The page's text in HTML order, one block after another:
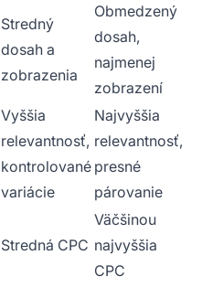
Stredný
dosah a
zobrazenia
Obmedzený
dosah,
najmenej
zobrazení
Vyššia
relevantnosť,
kontrolované
variácie
Najvyššia
relevantnosť,
presné
párovanie
Stredná CPC
Väčšinou
najvyššia
CPC